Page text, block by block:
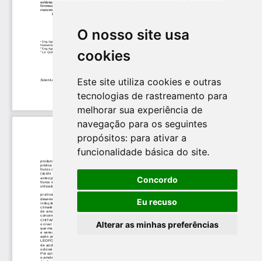
O nosso site usa
cookies
Este site utiliza cookies e outras
tecnologias de rastreamento para
melhorar sua experiência de
navegação para os seguintes
propósitos: para ativar a
funcionalidade básica do site.
Concordo
Eu recuso
Alterar as minhas preferências